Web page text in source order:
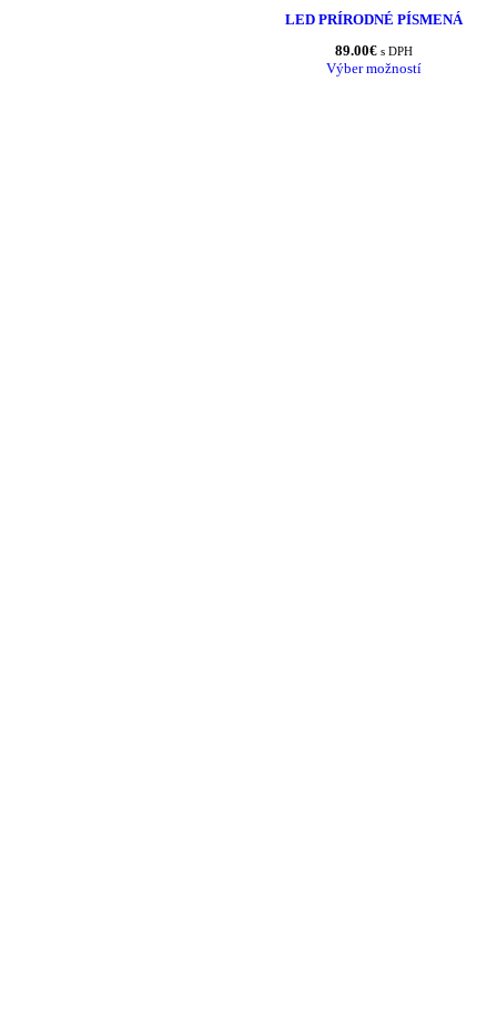
LED PRÍRODNÉ PÍSMENÁ
89.00€ s DPH
Výber možností